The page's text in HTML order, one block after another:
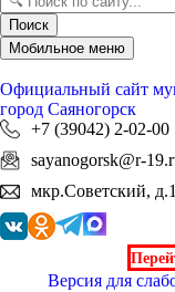
Поиск
Мобильное меню
Официальный сайт
город Саяногорск
+7 (39042) 2-02-00
sayanogorsk@r-
мкр.Советский, д.1
Версия для